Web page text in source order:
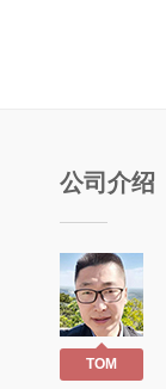
公司介绍
TOM